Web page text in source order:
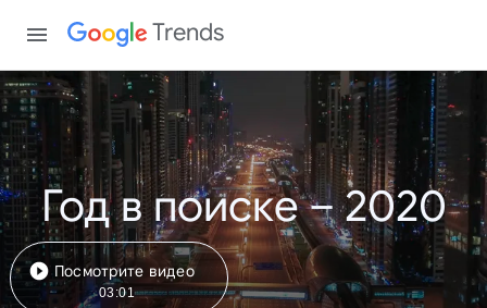
Trends
Год в поиске – 2020
Посмотрите видео
03:01